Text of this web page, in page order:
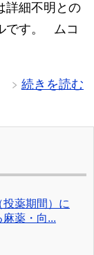
詳細不明との
です。 ムコ
続きを読む
薬期間）に
麻薬・向...